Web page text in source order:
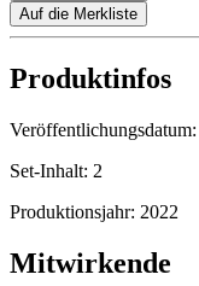
Auf die Merkliste
Produktinfos
Veröffentlichungsdatum:
Set-Inhalt: 2
Produktionsjahr: 2022
Mitwirkende